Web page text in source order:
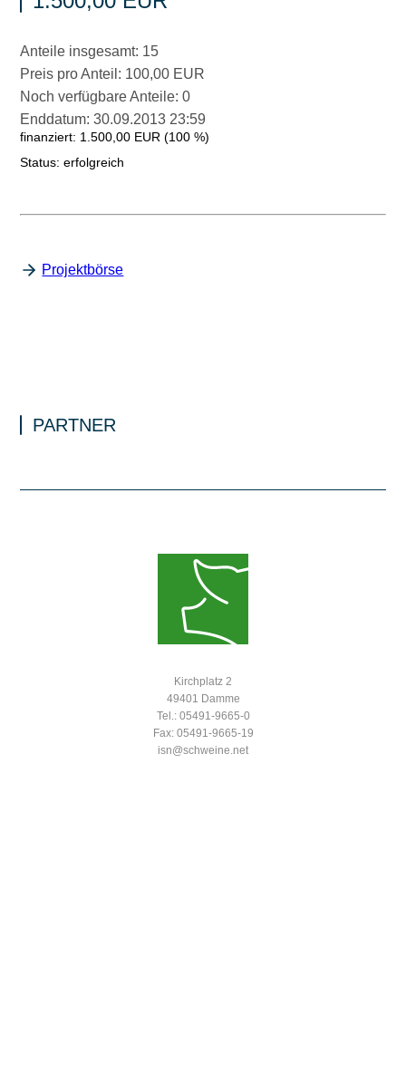
Anteile insgesamt: 15
Preis pro Anteil: 100,00 EUR
Noch verfügbare Anteile: 0
Enddatum: 30.09.2013 23:59
finanziert: 1.500,00 EUR (100 %)
Status: erfolgreich
Projektbörse
PARTNER
Kirchplatz 2
49401 Damme
Tel.: 05491-9665-0
Fax: 05491-9665-19
isn@schweine.net